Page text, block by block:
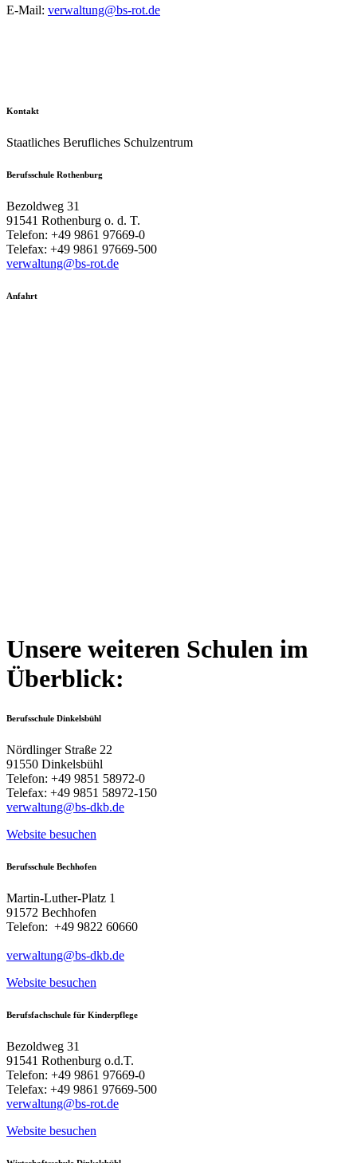
E-Mail: verwaltung@bs-rot.de
Kontakt
Staatliches Berufliches Schulzentrum
Berufsschule Rothenburg
Bezoldweg 31
91541 Rothenburg o. d. T.
Telefon: +49 9861 97669-0
Telefax: +49 9861 97669-500
verwaltung@bs-rot.de
Anfahrt
Unsere weiteren Schulen im
Überblick:
Berufsschule Dinkelsbühl
Nördlinger Straße 22
91550 Dinkelsbühl
Telefon: +49 9851 58972-0
Telefax: +49 9851 58972-150
verwaltung@bs-dkb.de
Website besuchen
Berufsschule Bechhofen
Martin-Luther-Platz 1
91572 Bechhofen
Telefon: +49 9822 60660
verwaltung@bs-dkb.de
Website besuchen
Berufsfachschule für Kinderpflege
Bezoldweg 31
91541 Rothenburg o.d.T.
Telefon: +49 9861 97669-0
Telefax: +49 9861 97669-500
verwaltung@bs-rot.de
Website besuchen